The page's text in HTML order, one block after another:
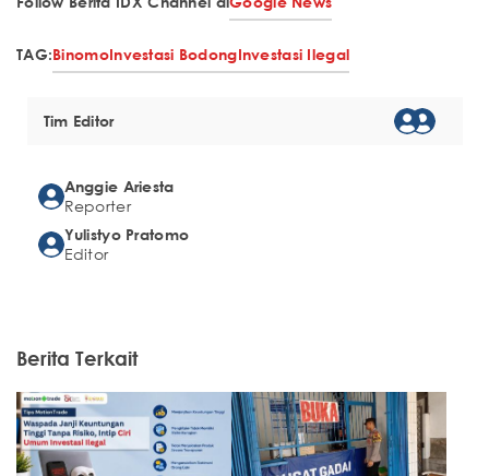
TAG:BinomoInvestasi BodongInvestasi Ilegal
Tim Editor
Anggie Ariesta
Reporter
Yulistyo Pratomo
Editor
Berita Terkait